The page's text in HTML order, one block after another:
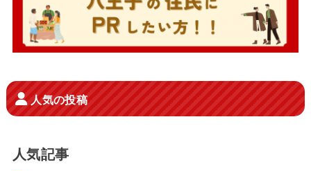
人気の投稿
人気記事